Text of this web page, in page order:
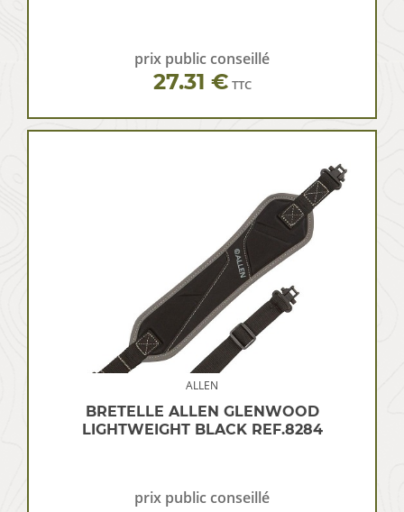
prix public conseillé
27.31 € TTC
ALLEN
BRETELLE ALLEN GLENWOOD
LIGHTWEIGHT BLACK REF.8284
prix public conseillé